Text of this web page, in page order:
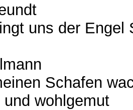
uns der Engel
Schafen
wohlgemut